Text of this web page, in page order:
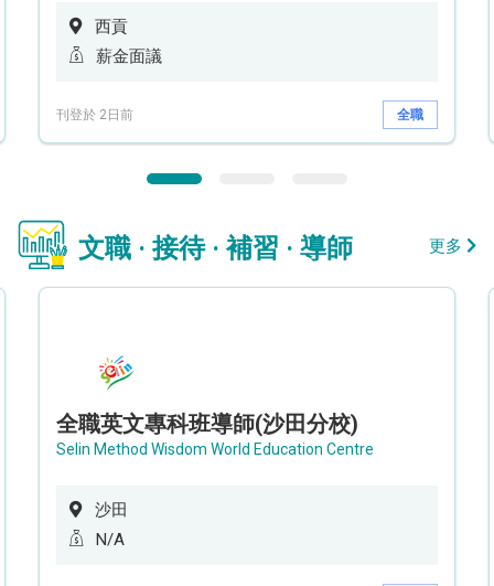
西貢
薪金面議
刊登於 2日前 全職
文職 · 接待 · 補習 · 導師 更多
全職英文專科班導師(沙田分校)
Selin Method Wisdom World Education Centre
沙田
N/A